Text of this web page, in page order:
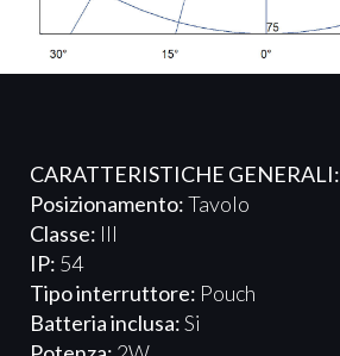
CARATTERISTICHE GENERALI:
Posizionamento:Tavolo
Classe: III
IP: 54
Tipo interruttore: Pouch
Batteria inclusa:Si